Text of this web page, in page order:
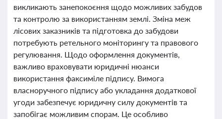
викликають занепокоєння щодо можливих забудов
та контролю за використанням землі. Зміна меж
лісових заказників та підготовка до забудови
потребують ретельного моніторингу та правового
регулювання. Щодо оформлення документів,
важливо враховувати юридичні нюанси
використання факсиміле підпису. Вимога
власноручного підпису або укладання додаткової
угоди забезпечує юридичну силу документів та
запобігає можливим спорам. Це особливо